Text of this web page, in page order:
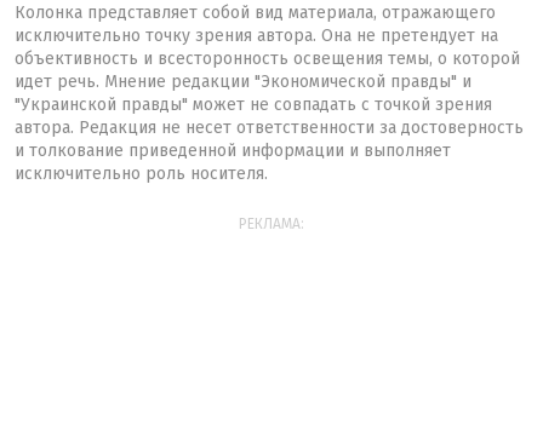
Колонка представляет собой вид материала, отражающего
исключительно точку зрения автора. Она не претендует на
объективность и всесторонность освещения темы, о которой
идет речь. Мнение редакции "Экономической правды" и
"Украинской правды" может не совпадать с точкой зрения
автора. Редакция не несет ответственности за достоверность
и толкование приведенной информации и выполняет
исключительно роль носителя.
РЕКЛАМА: